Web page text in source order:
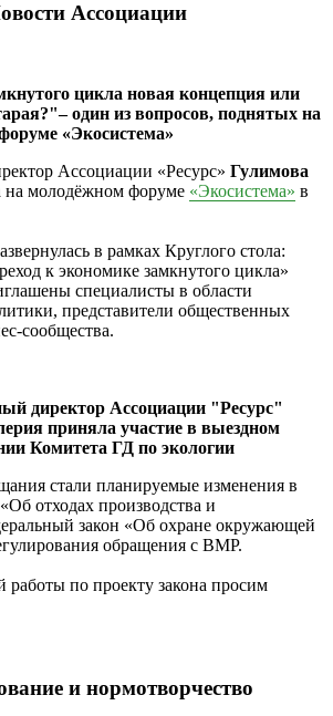
Ассоциации
цикла новая концепция или
один из вопросов, поднятых на
«Экосистема»
Ассоциации «Ресурс» Гулимова
на молодёжном форуме «Экосистема» в
в рамках Круглого стола:
к экономике замкнутого цикла»
специалисты в области
представители общественных
сообщества.
директор Ассоциации "Ресурс"
приняла участие в выездном
Комитета ГД по экологии
стали планируемые изменения в
отходах производства и
закон «Об охране окружающей
обращения с ВМР.
по проекту закона просим
и нормотворчество